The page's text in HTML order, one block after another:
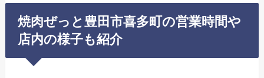
焼肉ぜっと豊田市喜多町の営業時間や
店内の様子も紹介